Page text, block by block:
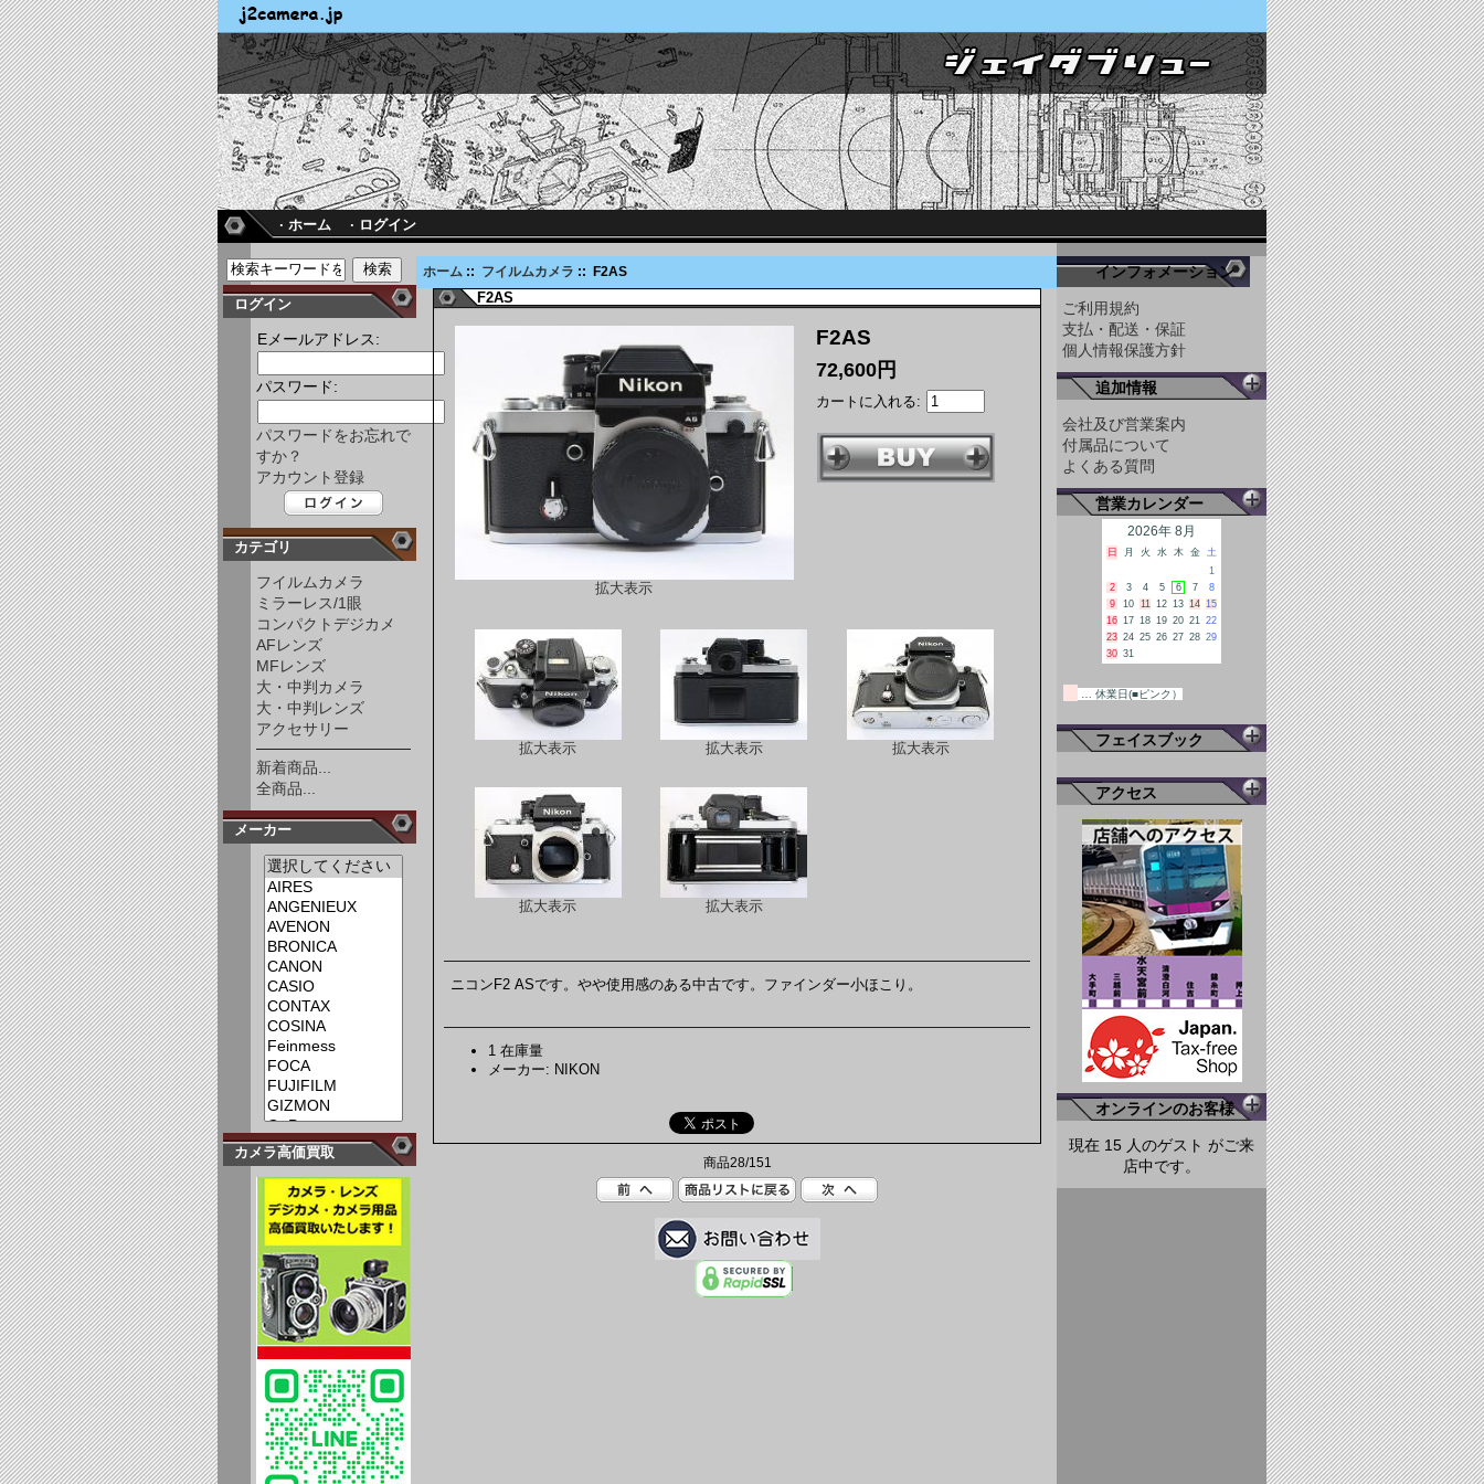
· ホーム · ログイン
ログイン
Eメールアドレス:
パスワード:
パスワードをお忘れで
すか？
アカウント登録
カテゴリ
フイルムカメラ
ミラーレス/1眼
コンパクトデジカメ
AFレンズ
MFレンズ
大・中判カメラ
大・中判レンズ
アクセサリー
新着商品...
全商品...
メーカー
カメラ高価買取
ホーム :: フイルムカメラ :: F2AS
F2AS
拡大表示
F2AS
72,600円
カートに入れる:
拡大表示 拡大表示 拡大表示
拡大表示 拡大表示
ニコンF2 ASです。やや使用感のある中古です。ファインダー小ほこり。
1 在庫量
メーカー: NIKON
商品28/151
インフォメーション
ご利用規約
支払・配送・保証
個人情報保護方針
追加情報
会社及び営業案内
付属品について
よくある質問
営業カレンダー
2026年 8月
日 月 火 水 木 金
土
1
2
3 4 5 6 7
8
9
10 11 12 13 14 15
16 17 18 19 20 21 22
23 24 25 26 27 28 29
30 31
… 休業日(■ピンク）
フェイスブック
アクセス
オンラインのお客様
現在 15 人のゲスト がご来
店中です。